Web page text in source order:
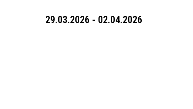
29.03.2026 - 02.04.2026